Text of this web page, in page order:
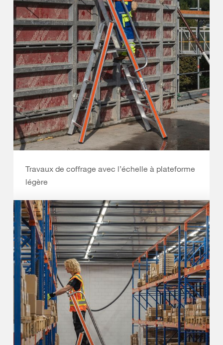
Travaux de coffrage avec l’échelle à plateforme
légère